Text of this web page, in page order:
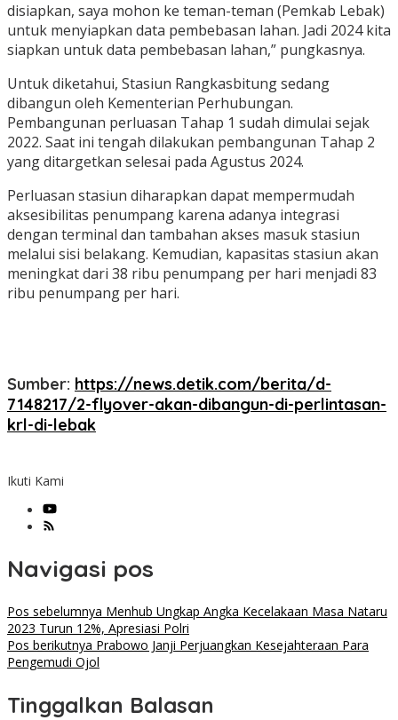
disiapkan, saya mohon ke teman-teman (Pemkab Lebak)
untuk menyiapkan data pembebasan lahan. Jadi 2024 kita
siapkan untuk data pembebasan lahan,” pungkasnya.
Untuk diketahui, Stasiun Rangkasbitung sedang
dibangun oleh Kementerian Perhubungan.
Pembangunan perluasan Tahap 1 sudah dimulai sejak
2022. Saat ini tengah dilakukan pembangunan Tahap 2
yang ditargetkan selesai pada Agustus 2024.
Perluasan stasiun diharapkan dapat mempermudah
aksesibilitas penumpang karena adanya integrasi
dengan terminal dan tambahan akses masuk stasiun
melalui sisi belakang. Kemudian, kapasitas stasiun akan
meningkat dari 38 ribu penumpang per hari menjadi 83
ribu penumpang per hari.
Sumber: https://news.detik.com/berita/d-
7148217/2-flyover-akan-dibangun-di-perlintasan-
krl-di-lebak
Ikuti Kami
Navigasi pos
Pos sebelumnya Menhub Ungkap Angka Kecelakaan Masa Nataru
2023 Turun 12%, Apresiasi Polri
Pos berikutnya Prabowo Janji Perjuangkan Kesejahteraan Para
Pengemudi Ojol
Tinggalkan Balasan